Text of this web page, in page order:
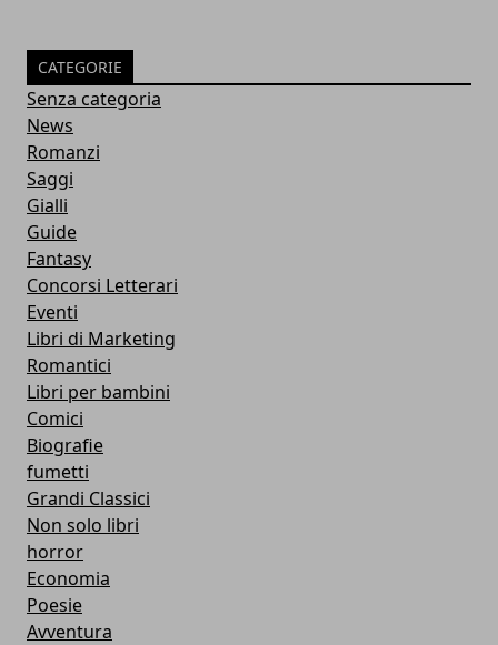
CATEGORIE
Senza categoria
News
Romanzi
Saggi
Gialli
Guide
Fantasy
Concorsi Letterari
Eventi
Libri di Marketing
Romantici
Libri per bambini
Comici
Biografie
fumetti
Grandi Classici
Non solo libri
horror
Economia
Poesie
Avventura